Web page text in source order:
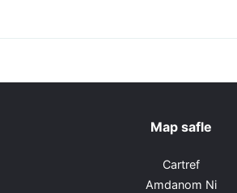
Map safle
Cartref
Amdanom Ni